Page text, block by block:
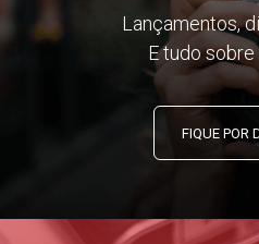
Lançamentos,
E tudo
FIQUE POR